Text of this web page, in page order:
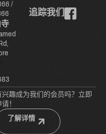
/
追踪我们
兴趣成为我们的会员吗？立即
！
了解详情